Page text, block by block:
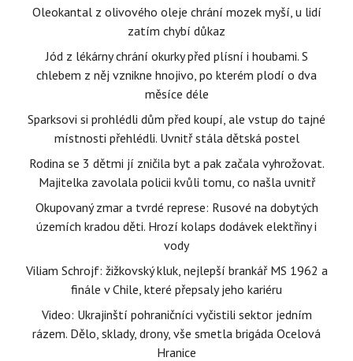
Oleokantal z olivového oleje chrání mozek myší, u lidí
zatím chybí důkaz
Jód z lékárny chrání okurky před plísní i houbami. S
chlebem z něj vznikne hnojivo, po kterém plodí o dva
měsíce déle
Sparksovi si prohlédli dům před koupí, ale vstup do tajné
místnosti přehlédli. Uvnitř stála dětská postel
Rodina se 3 dětmi jí zničila byt a pak začala vyhrožovat.
Majitelka zavolala policii kvůli tomu, co našla uvnitř
Okupovaný zmar a tvrdé represe: Rusové na dobytých
územích kradou děti. Hrozí kolaps dodávek elektřiny i
vody
Viliam Schrojf: žižkovský kluk, nejlepší brankář MS 1962 a
finále v Chile, které přepsaly jeho kariéru
Video: Ukrajinští pohraničníci vyčistili sektor jedním
rázem. Dělo, sklady, drony, vše smetla brigáda Ocelová
Hranice